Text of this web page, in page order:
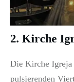
2. Kirche
Die Kirche Igreja
pulsierenden